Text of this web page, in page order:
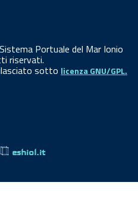
Portuale del Mar Ionio
riservati.
sotto licenza GNU/GPL.
eshiol.it